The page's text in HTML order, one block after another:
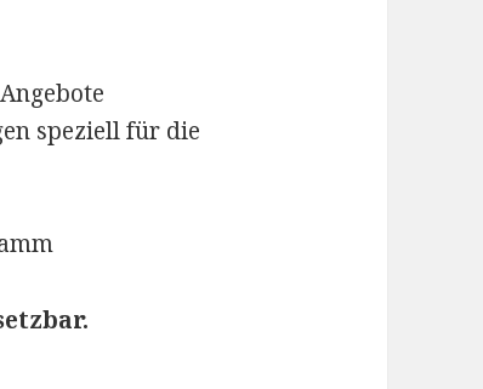
speziell für die